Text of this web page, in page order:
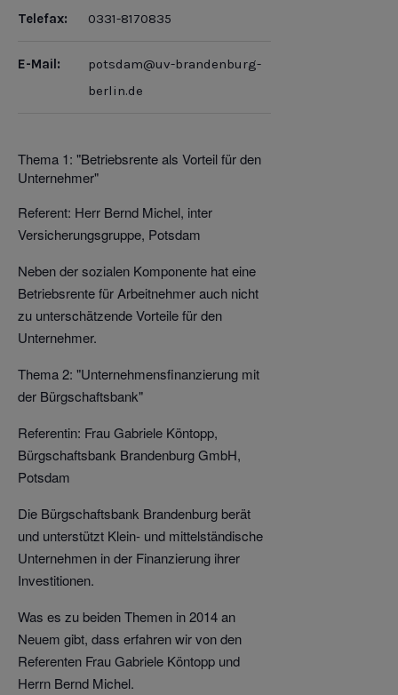
Telefax: 0331-8170835
E-Mail:
potsdam@uv-brandenburg-
berlin.de
Thema 1: "Betriebsrente als Vorteil für den
Unternehmer"
Referent: Herr Bernd Michel, inter
Versicherungsgruppe, Potsdam
Neben der sozialen Komponente hat eine
Betriebsrente für Arbeitnehmer auch nicht
zu unterschätzende Vorteile für den
Unternehmer.
Thema 2: "Unternehmensfinanzierung mit
der Bürgschaftsbank"
Referentin: Frau Gabriele Köntopp,
Bürgschaftsbank Brandenburg GmbH,
Potsdam
Die Bürgschaftsbank Brandenburg berät
und unterstützt Klein- und mittelständische
Unternehmen in der Finanzierung ihrer
Investitionen.
Was es zu beiden Themen in 2014 an
Neuem gibt, dass erfahren wir von den
Referenten Frau Gabriele Köntopp und
Herrn Bernd Michel.